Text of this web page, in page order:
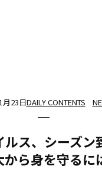
月23日DAILY CONTENTS
ルス、シーズ
から身を守るに